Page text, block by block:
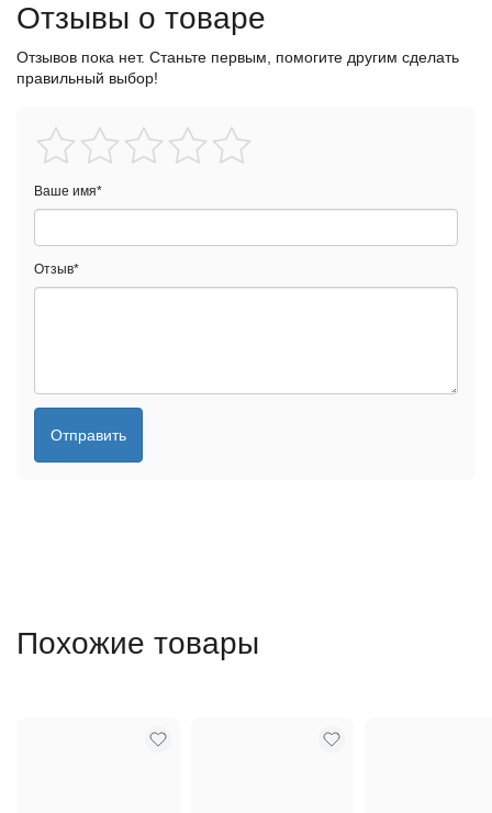
Отзывы о товаре
Отзывов пока нет. Станьте первым, помогите другим сделать
правильный выбор!
Ваше имя*
Отзыв*
Отправить
Похожие товары